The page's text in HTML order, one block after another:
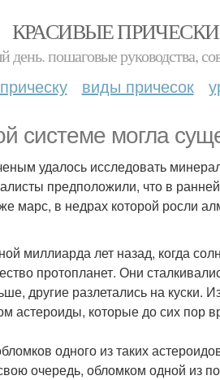
КРАСИВЫЕ ПРИЧЕСКИ
день. пошаговые руководства,
виды причесок
системе могла
удалось исследовать
предположили, что в
марс, в недрах которой росли
миллиарда лет назад, когда
протопланет. Они
другие разлетались на куски.
астероиды, которые до сих пор
одного из таких
очередь, обломком одной из